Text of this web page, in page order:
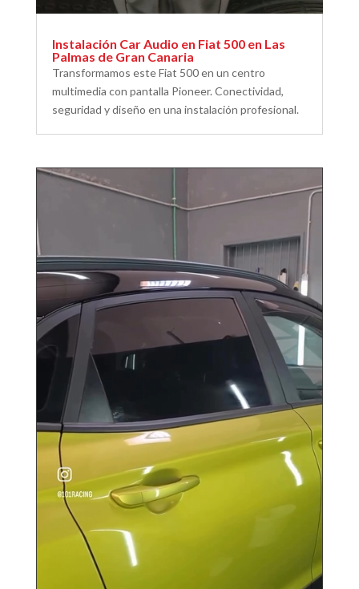
Instalación Car Audio en Fiat 500 en Las
Palmas de Gran Canaria
Transformamos este Fiat 500 en un centro
multimedia con pantalla Pioneer. Conectividad,
seguridad y diseño en una instalación profesional.